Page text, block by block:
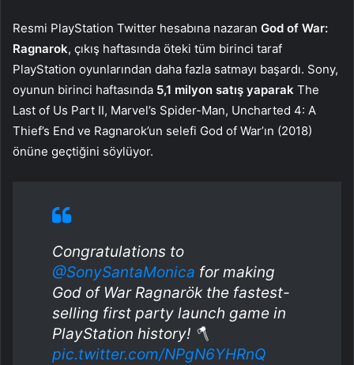
Resmi PlayStation Twitter hesabına nazaran God of War:
Ragnarok, çıkış haftasında öteki tüm birinci taraf
PlayStation oyunlarından daha fazla satmayı başardı. Sony,
oyunun birinci haftasında 5,1 milyon satış yaparak The
Last of Us Part II, Marvel’s Spider-Man, Uncharted 4: A
Thief’s End ve Ragnarok’un selefi God of War’ın (2018)
önüne geçtiğini söylüyor.
Congratulations to
@SonySantaMonica for making
God of War Ragnarök the fastest-
selling first party launch game in
PlayStation history! 🪓
pic.twitter.com/NPgN6YHRnQ